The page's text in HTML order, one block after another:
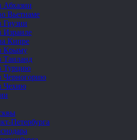
Абхазии
Вьетнаме
Грузии
Израиле
Кипре
Крыму
Таиланд
Турцию
Черногорию
Чехию
Петербурга